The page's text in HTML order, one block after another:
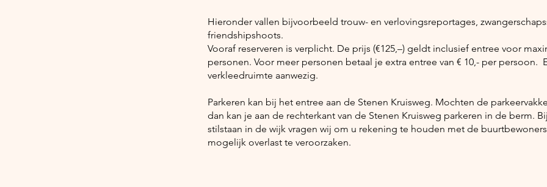
Hieronder vallen bijvoorbeeld trouw- en verlovingsreportages,
friendshipshoots.
Vooraf reserveren is verplicht. De prijs (€125,–) geldt inclusief entree voor
personen. Voor meer personen betaal je extra entree van € 10,- per persoon.
verkleedruimte aanwezig.
Parkeren kan bij het entree aan de Stenen Kruisweg. Mochten de
dan kan je aan de rechterkant van de Stenen Kruisweg parkeren in de berm.
stilstaan in de wijk vragen wij om u rekening te houden met de
mogelijk overlast te veroorzaken.